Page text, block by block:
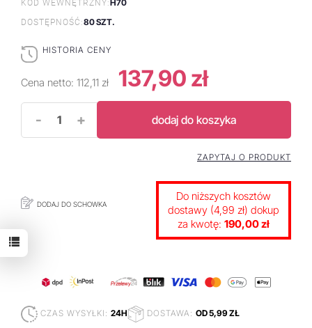
KOD WEWNĘTRZNY:H70
DOSTĘPNOŚĆ:80 SZT.
HISTORIA CENY
Cena netto: 112,11 zł 137,90 zł
- + dodaj do koszyka
DODAJ DO SCHOWKA
ZAPYTAJ O PRODUKT
Do niższych kosztów
dostawy (4,99 zł) dokup
za kwotę: 190,00 zł
CZAS WYSYŁKI: 24H DOSTAWA: OD 5,99 ZŁ